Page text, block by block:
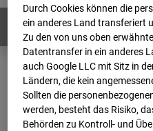
Webcams: Alle
Home
Deutschland
BC-146 - BV-Neubau
Archiv
2026 07
Durch Cookies können die
ein anderes Land transferiert
Zu den von uns oben
Datentransfer in ein anderes
auch Google LLC mit Sitz in
Ländern, die kein
Sollten die
werden, besteht das Risiko,
Behörden zu Kontroll- und